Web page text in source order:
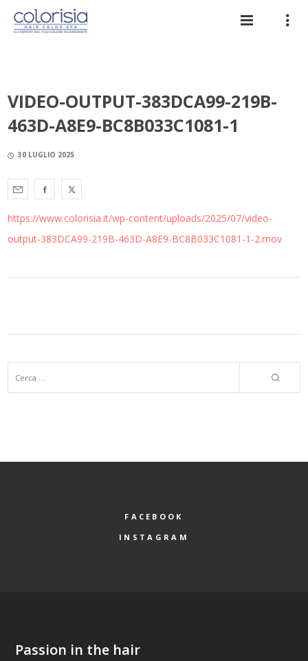
VIDEO-OUTPUT-383DCA99-219B-
463D-A8E9-BC8B033C1081-1
30 LUGLIO 2025
https://www.colorisia.it/wp-content/uploads/2025/07/video-
output-383DCA99-219B-463D-A8E9-BC8B033C1081-1-2.mov
FACEBOOK
INSTAGRAM
Passion in the hair